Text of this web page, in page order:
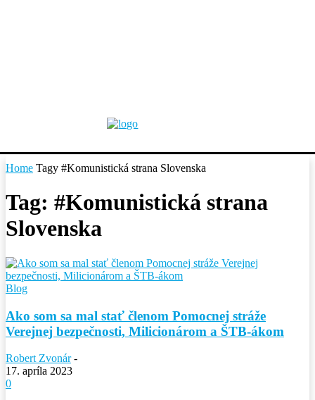
Home Tagy #Komunistická strana Slovenska
Tag: #Komunistická strana
Slovenska
Blog
Ako som sa mal stať členom Pomocnej stráže
Verejnej bezpečnosti, Milicionárom a ŠTB-ákom
Robert Zvonár -
17. apríla 2023
0